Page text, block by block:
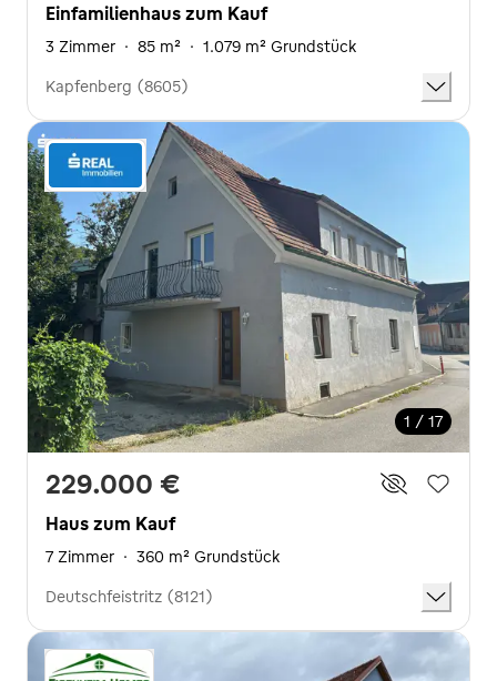
Einfamilienhaus zum Kauf
3 Zimmer · 85 m² · 1.079 m² Grundstück
Kapfenberg (8605)
1 / 17
229.000 €
Haus zum Kauf
7 Zimmer · 360 m² Grundstück
Deutschfeistritz (8121)